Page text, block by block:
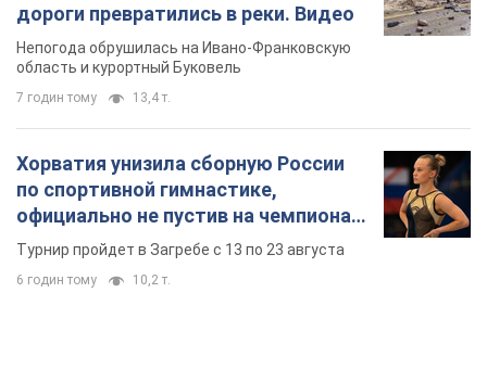
дороги превратились в реки. Видео
Непогода обрушилась на Ивано-Франковскую
область и курортный Буковель
7 годин тому 13,4 т.
Хорватия унизила сборную России
по спортивной гимнастике,
официально не пустив на чемпионат
Европы основных спортсменов
Турнир пройдет в Загребе с 13 по 23 августа
6 годин тому 10,2 т.